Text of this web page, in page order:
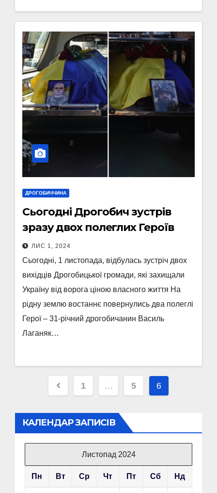
ДРОГОБИЧЧИНА
Сьогодні Дрогобич зустрів
зразу двох полеглих Героїв
ЛИС 1, 2024
Сьогодні, 1 листопада, відбулась зустріч двох
вихідців Дрогобицької громади, які захищали
Україну від ворога ціною власного життя На
рідну землю востаннє повернулись два полеглі
Герої – 31-річний дрогобичанин Василь
Лаганяк…
Пагінація
1 … 5 6
КАЛЕНДАР ЗАПИСІВ
Листопад 2024
Пн Вт Ср Чт Пт Сб Нд